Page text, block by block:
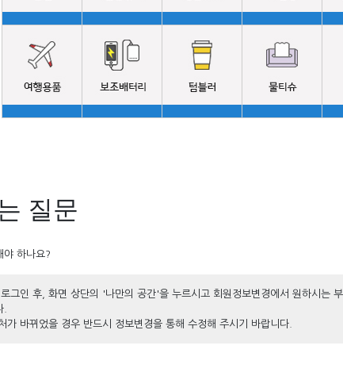
질문
야 하나요?
그인 후, 화면 상단의 '나만의 공간'을 누르시고 회원정보변경에서 원하시는
.
가 바뀌었을 경우 반드시 정보변경을 통해 수정해 주시기 바랍니다.